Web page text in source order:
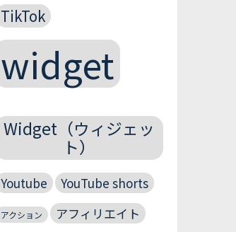
TikTok
widget
Widget（ウィジェッ
ト）
Youtube YouTube shorts
アクション アフィリエイト